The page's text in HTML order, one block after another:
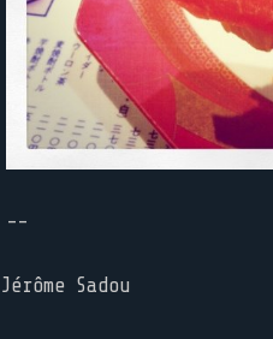
--
Jérôme Sadou